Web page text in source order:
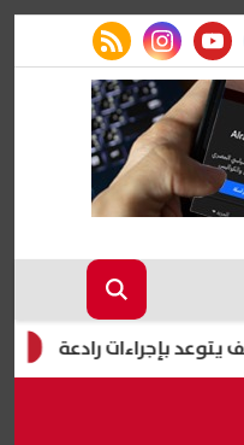
youtube
instagram
rss feed